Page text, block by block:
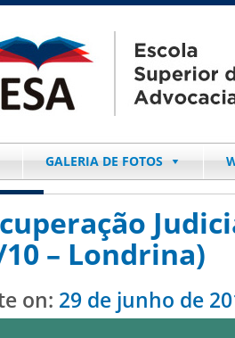
GALERIA DE FOTOS
– Londrina)
on: 29 de junho de